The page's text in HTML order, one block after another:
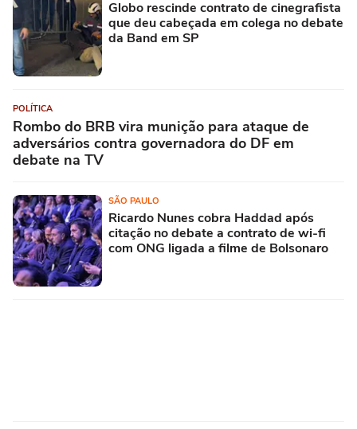
Globo rescinde contrato de cinegrafista
que deu cabeçada em colega no debate
da Band em SP
POLÍTICA
Rombo do BRB vira munição para ataque de
adversários contra governadora do DF em
debate na TV
SÃO PAULO
Ricardo Nunes cobra Haddad após
citação no debate a contrato de wi-fi
com ONG ligada a filme de Bolsonaro